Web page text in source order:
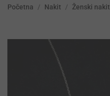
Početna / Nakit / Ženski nakit